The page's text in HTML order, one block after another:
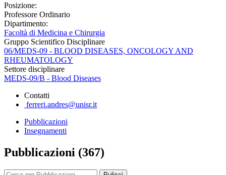
Posizione:
Professore Ordinario
Dipartimento:
Facoltà di Medicina e Chirurgia
Gruppo Scientifico Disciplinare
06/MEDS-09 - BLOOD DISEASES, ONCOLOGY AND
RHEUMATOLOGY
Settore disciplinare
MEDS-09/B - Blood Diseases
Contatti
ferreri.andres@unisr.it
Pubblicazioni
Insegnamenti
Pubblicazioni (367)